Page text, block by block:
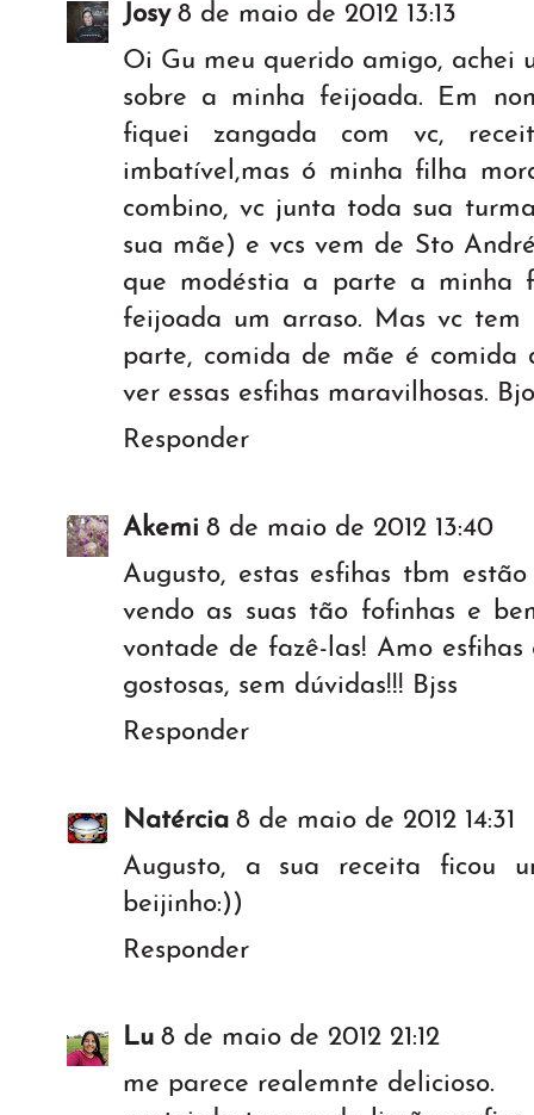
Josy 8 de maio de 2012 13:13
Oi Gu meu querido amigo, achei
sobre a minha feijoada. Em
fiquei zangada com vc,
imbatível,mas ó minha filha
combino, vc junta toda sua
sua mãe) e vcs vem de Sto
que modéstia a parte a minha
feijoada um arraso. Mas vc tem
parte, comida de mãe é comida
ver essas esfihas maravilhosas.
Responder
Akemi 8 de maio de 2012 13:40
Augusto, estas esfihas tbm
vendo as suas tão fofinhas e
vontade de fazê-las! Amo
gostosas, sem dúvidas!!! Bjss
Responder
Natércia 8 de maio de 2012 14:31
Augusto, a sua receita ficou
beijinho:))
Responder
Lu 8 de maio de 2012 21:12
me parece realemnte delicioso.